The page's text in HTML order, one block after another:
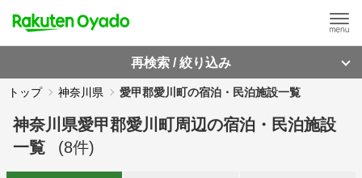
再検索 / 絞り込み
トップ 神奈川県 愛甲郡愛川町の宿泊・民泊施設一覧
神奈川県愛甲郡愛川町周辺の宿泊・民泊施設
一覧
(8件)